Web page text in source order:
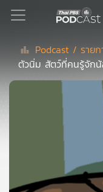
Podcast
Podcast / ราย
ตัวนิ่ม สัตว์ที่คนรู้จักน้